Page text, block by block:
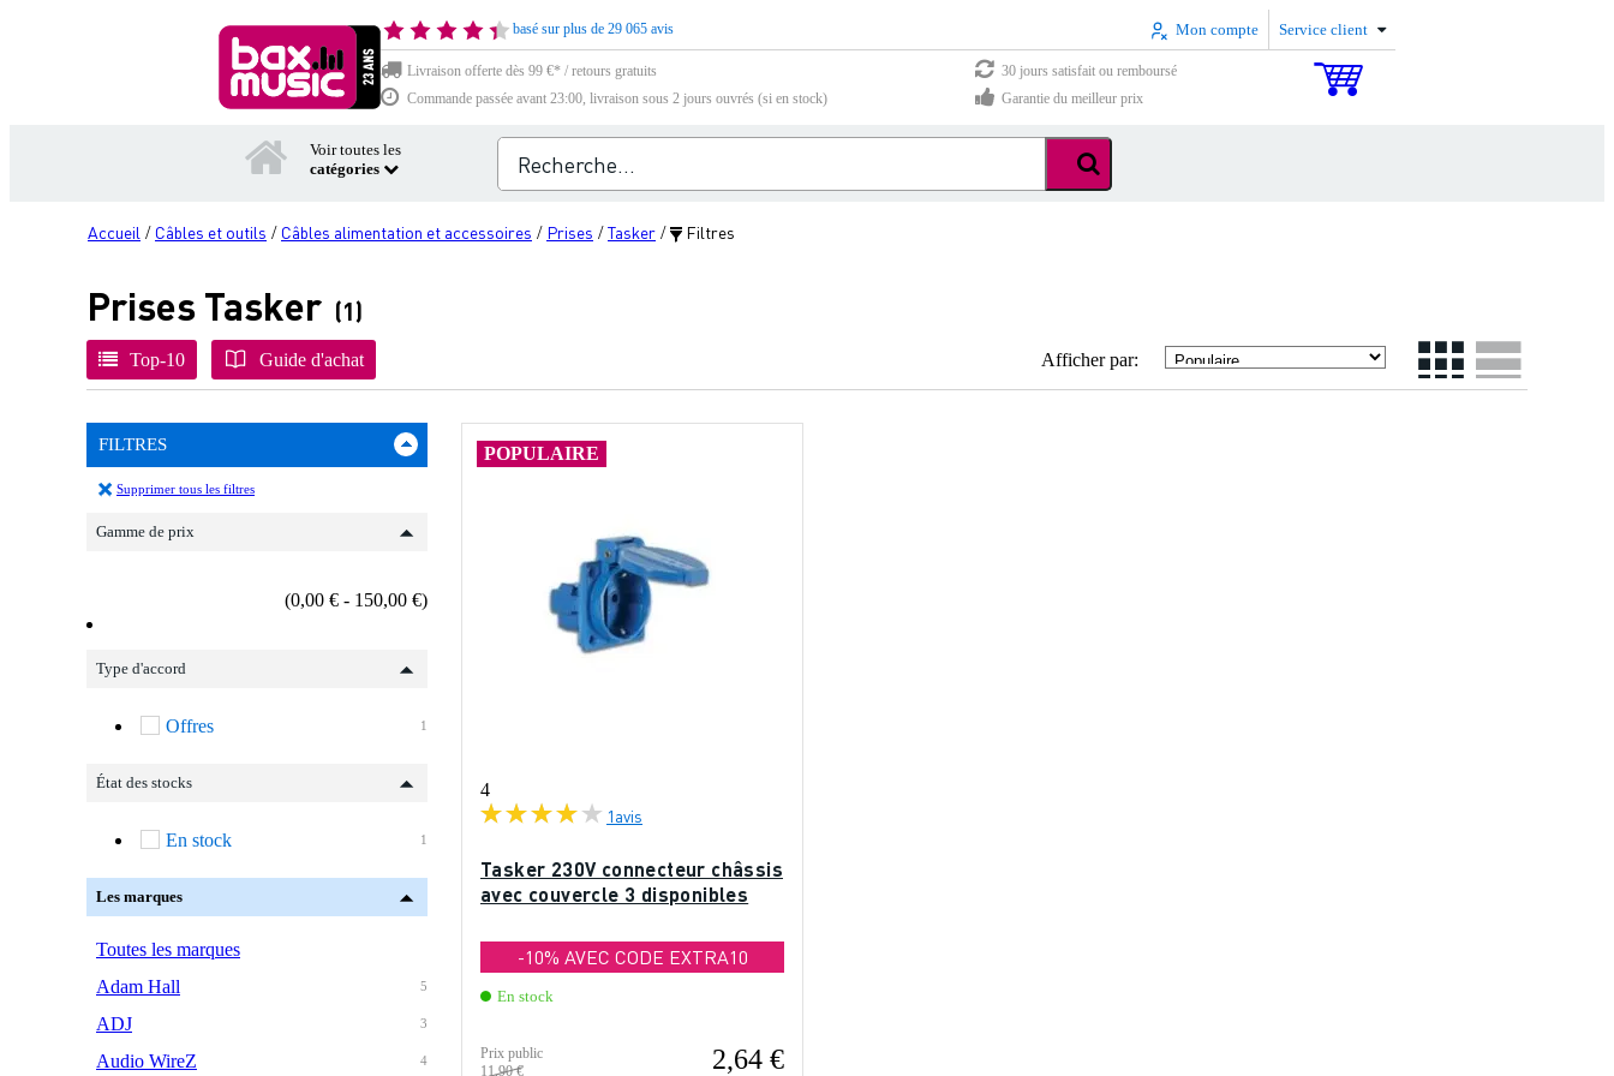
basé sur plus de 29 065 avis Mon compte Service client
Livraison offerte dès 99 €* / retours gratuits
30 jours satisfait ou remboursé
Commande passée avant 23:00, livraison sous 2 jours ouvrés (si en stock)
Garantie du meilleur prix
Voir toutes les
catégories
Accueil / Câbles et outils / Câbles alimentation et accessoires / Prises /Tasker / Filtres
Prises Tasker (1)
Top-10 Guide d'achat Afficher par:
FILTRES
Supprimer tous les filtres
Gamme de prix
(0,00 € - 150,00 €)
Type d'accord
1
Offres
État des stocks
1
En stock
Les marques
Toutes les marques
5
Adam Hall
3
ADJ
4
Audio WireZ
POPULAIRE
4
1avis
Tasker 230V connecteur châssis
avec couvercle 3 disponibles
-10% AVEC CODE EXTRA10
En stock
Prix public
11,90 €
2,64 €